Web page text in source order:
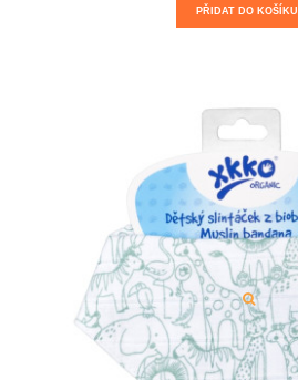
PŘIDAT DO KOŠÍKU